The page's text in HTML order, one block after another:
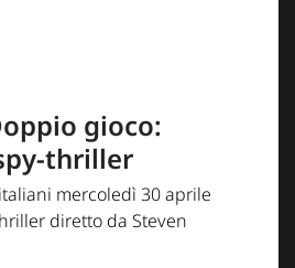
gioco:
thriller
mercoledì 30 aprile
diretto da Steven